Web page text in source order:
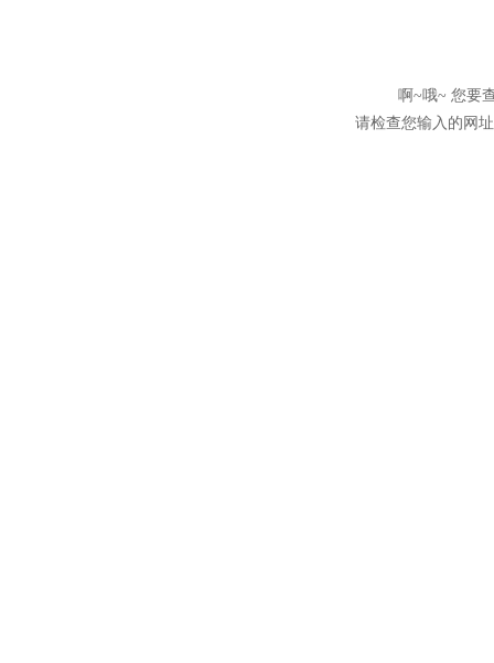
啊~哦~ 您要
请检查您输入的网